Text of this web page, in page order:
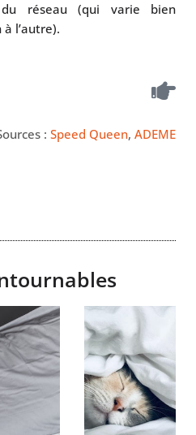
réseau (qui varie bien
l’autre).
: Speed Queen, ADEME